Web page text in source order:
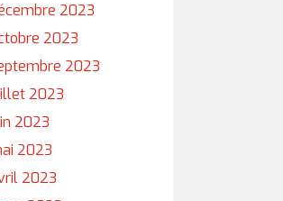
2023
2023
2023
2023
2023
2023
2023